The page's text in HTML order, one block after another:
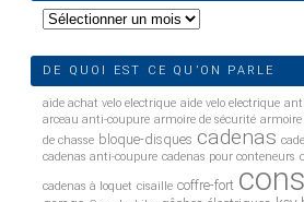
Archives
DE QUOI EST CE QU’ON PARLE
aide achat velo electrique aide velo electrique
arceau anti-coupure armoire de sécurité
de chasse bloque-disques cadenas
cadenas anti-coupure cadenas pour conteneurs
cadenas à loquet cisaille coffre-fort